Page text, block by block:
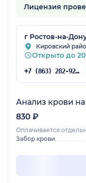
Лицензия
г Ростов-на-
Кировский
Открыто до
+7 (863) 282-92-97
Анализ крови на
830 ₽
Оплачивается
Забор крови